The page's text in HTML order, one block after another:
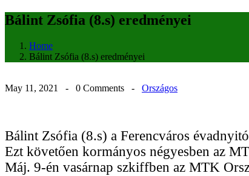
Bálint Zsófia (8.s) eredményei
Home
Bálint Zsófia (8.s) eredményei
May 11, 2021 - 0 Comments - Országos
Bálint Zsófia (8.s) a Ferencváros
Ezt követően kormányos négyesben az
Máj. 9-én vasárnap szkiffben az MTK